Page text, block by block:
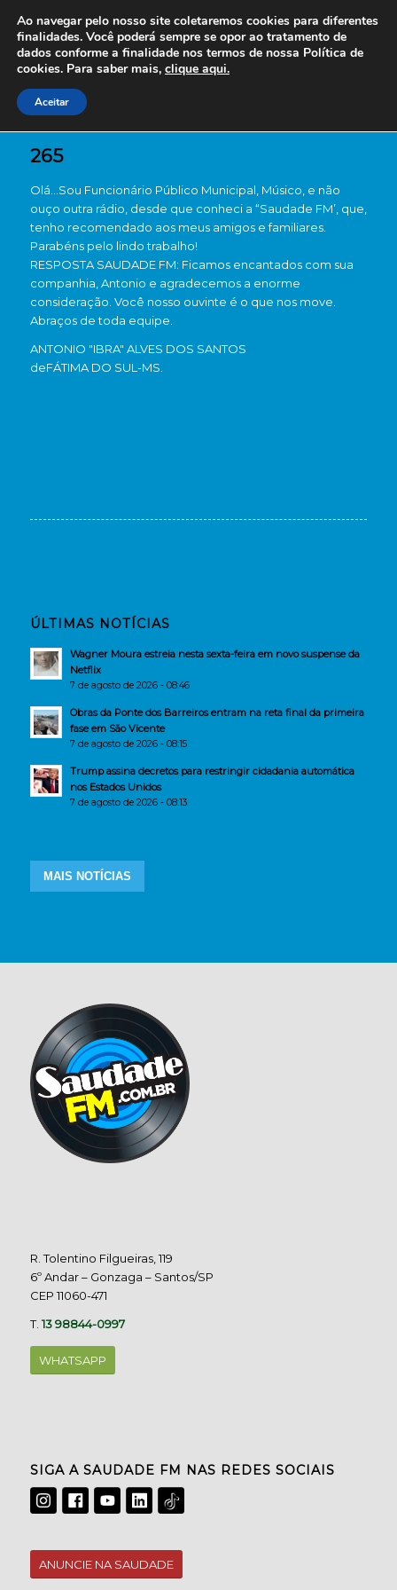
265
Olá…Sou Funcionário Público Municipal, Músico, e não
ouço outra rádio, desde que conheci a “Saudade FM’, que,
tenho recomendado aos meus amigos e familiares.
Parabéns pelo lindo trabalho!
RESPOSTA SAUDADE FM: Ficamos encantados com sua
companhia, Antonio e agradecemos a enorme
consideração. Você nosso ouvinte é o que nos move.
Abraços de toda equipe.
ANTONIO "IBRA" ALVES DOS SANTOS
deFÁTIMA DO SUL-MS.
ÚLTIMAS NOTÍCIAS
Wagner Moura estreia nesta sexta-feira em novo suspense da
Netflix
7 de agosto de 2026 - 08:46
Obras da Ponte dos Barreiros entram na reta final da primeira
fase em São Vicente
7 de agosto de 2026 - 08:15
Trump assina decretos para restringir cidadania automática
nos Estados Unidos
7 de agosto de 2026 - 08:13
MAIS NOTÍCIAS
R. Tolentino Filgueiras, 119
6º Andar – Gonzaga – Santos/SP
CEP 11060-471
T.13 98844-0997
WHATSAPP
SIGA A SAUDADE FM NAS REDES SOCIAIS
ANUNCIE NA SAUDADE
Ao navegar pelo nosso site coletaremos cookies para diferentes
finalidades. Você poderá sempre se opor ao tratamento de
dados conforme a finalidade nos termos de nossa Política de
cookies. Para saber mais, clique aqui.
Aceitar